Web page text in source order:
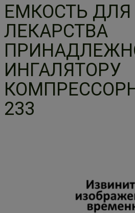
ЕМКОСТЬ ДЛЯ
ЛЕКАРСТВА
ИНГАЛЯТОРУ
233